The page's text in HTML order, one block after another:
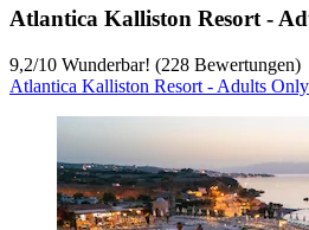
Atlantica Kalliston Resort -
9,2/10 Wunderbar! (228 Bewertungen)
Atlantica Kalliston Resort - Adults Only